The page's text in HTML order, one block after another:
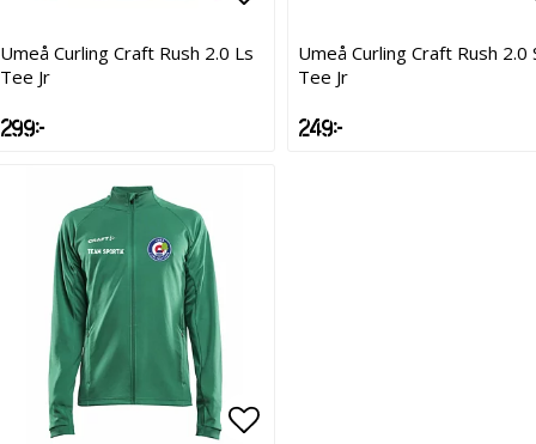
Lägg till i favoritlistan
Lägg till i favoritlistan
Umeå Curling Craft Rush 2.0 Ls
Tee Jr
299 kr
Umeå Curling Craft Rush 2.0
Tee Jr
249 kr